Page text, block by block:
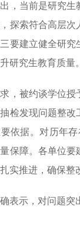
当前是研究生教
探索符合高层
要建立健全研
研究生教育质量。
被约谈学位授予
检发现问题整
依据。对历年
保障。各单位
实推进，确保整
示，对问题突出